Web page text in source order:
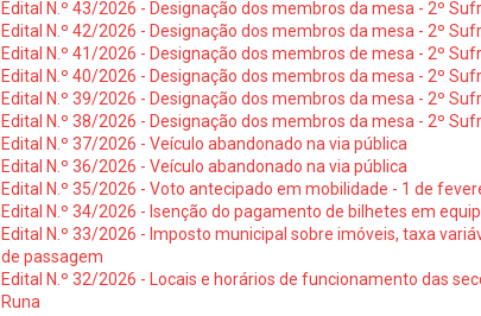
Edital N.º 43/2026 - Designação dos membros da mesa - 2º
Edital N.º 42/2026 - Designação dos membros da mesa - 2º
Edital N.º 41/2026 - Designação dos membros de mesa - 2º
Edital N.º 40/2026 - Designação dos membros da mesa - 2º
Edital N.º 39/2026 - Designação dos membros da mesa - 2º
Edital N.º 38/2026 - Designação dos membros da mesa - 2º
Edital N.º 37/2026 - Veículo abandonado na via pública
Edital N.º 36/2026 - Veículo abandonado na via pública
Edital N.º 35/2026 - Voto antecipado em mobilidade - 1 de
Edital N.º 34/2026 - Isenção do pagamento de bilhetes em
Edital N.º 33/2026 - Imposto municipal sobre imóveis, taxa
de passagem
Edital N.º 32/2026 - Locais e horários de funcionamento das
Runa